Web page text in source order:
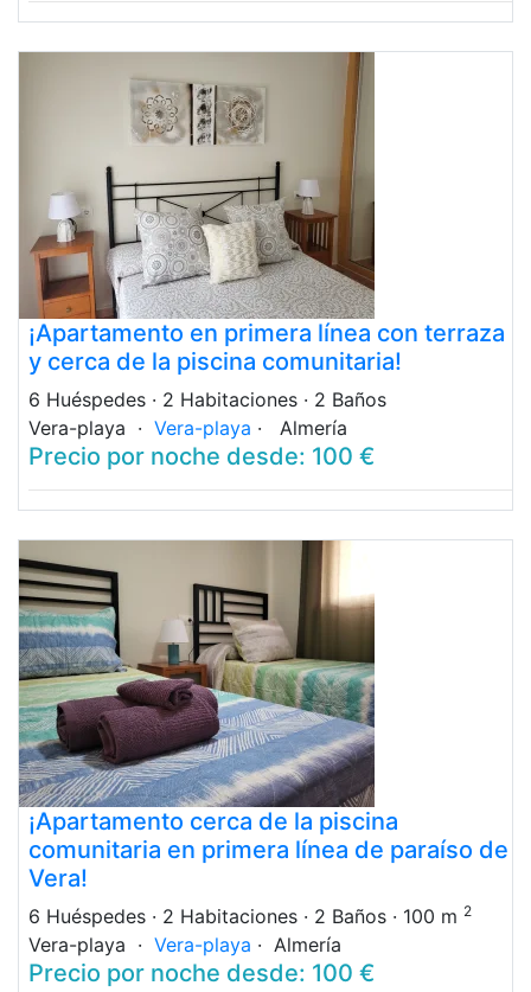
¡Apartamento en primera línea con terraza
y cerca de la piscina comunitaria!
6 Huéspedes · 2 Habitaciones · 2 Baños
Vera-playa · Vera-playa · Almería
Precio por noche desde: 100 €
¡Apartamento cerca de la piscina
comunitaria en primera línea de paraíso de
Vera!
6 Huéspedes · 2 Habitaciones · 2 Baños · 100 m 2
Vera-playa · Vera-playa · Almería
Precio por noche desde: 100 €